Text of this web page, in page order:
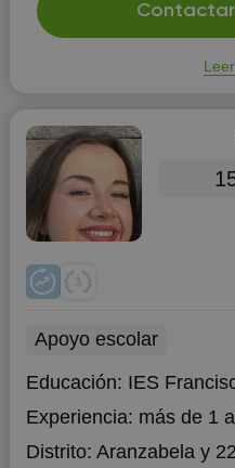
Apoyo escolar
Educación: IES
Experiencia: más de 1
Distrito: Aranzabelay